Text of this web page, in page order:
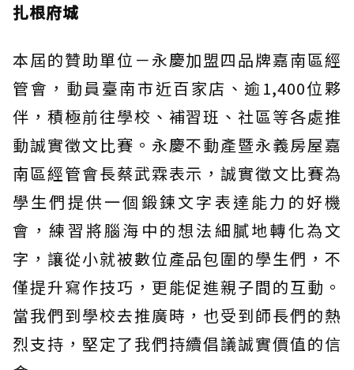
扎根府城
本屆的贊助單位－永慶加盟四品牌嘉南區經
管會，動員臺南市近百家店、逾1,400位夥
伴，積極前往學校、補習班、社區等各處推
動誠實徵文比賽。永慶不動產暨永義房屋嘉
南區經管會長蔡武霖表示，誠實徵文比賽為
學生們提供一個鍛鍊文字表達能力的好機
會，練習將腦海中的想法細膩地轉化為文
字，讓從小就被數位產品包圍的學生們，不
僅提升寫作技巧，更能促進親子間的互動。
當我們到學校去推廣時，也受到師長們的熱
烈支持，堅定了我們持續倡議誠實價值的信